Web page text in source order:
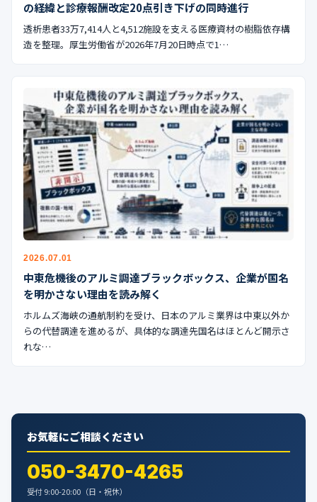
の経緯と診療報酬改定20点引き下げの同時進行
透析患者33万7,414人と4,512施設を支える医療資材の樹脂依存構
造を整理。厚生労働省が2026年7月20日時点で1…
2026.07.01
中東危機後のアルミ調達ブラックボックス、企業が国名
を明かさない理由を読み解く
ホルムズ海峡の通航制約を受け、日本のアルミ業界は中東以外か
らの代替調達を進めるが、具体的な調達先国名はほとんど開示さ
れな…
お気軽にご相談ください
050-3470-4265
受付 9:00-20:00（日・祝休）